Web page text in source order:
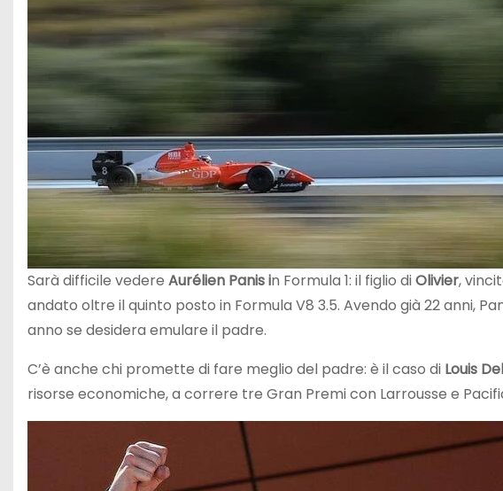
Sarà difficile vedere Aurélien Panis in Formula 1: il figlio diOlivier,
andato oltre il quinto posto in Formula V8 3.5. Avendo già 22 anni,
anno se desidera emulare il padre.
C’è anche chi promette di fare meglio del padre: è il caso di Louis
risorse economiche, a correre tre Gran Premi con Larrousse e